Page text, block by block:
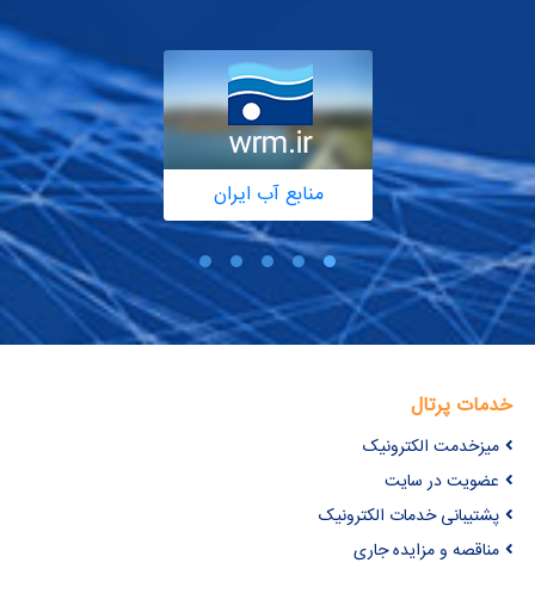
منابع آب ایران
خدمات پرتال
میزخدمت الکترونیک
عضویت در سایت
پشتیبانی خدمات الکترونیک
مناقصه و مزایده جاری